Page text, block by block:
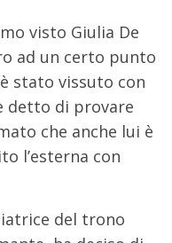
visto Giulia De
ad un certo punto
stato vissuto con
detto di provare
che anche lui è
l’esterna con
del trono